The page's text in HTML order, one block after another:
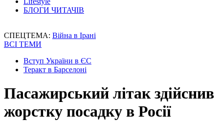
БЛОГИ ЧИТАЧІВ
СПЕЦТЕМА: Війна в Ірані
ВСІ ТЕМИ
Вступ України в ЄС
Теракт в Барселоні
Пасажирський літак здійснив
жорстку посадку в Росії